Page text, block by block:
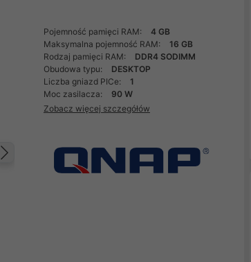
Następny
Pojemność pamięci RAM:
4 GB
Maksymalna pojemność RAM:
16 GB
Rodzaj pamięci RAM:
DDR4 SODIMM
Obudowa typu:
DESKTOP
Liczba gniazd PICe:
1
Moc zasilacza:
90 W
Zobacz więcej szczegółów